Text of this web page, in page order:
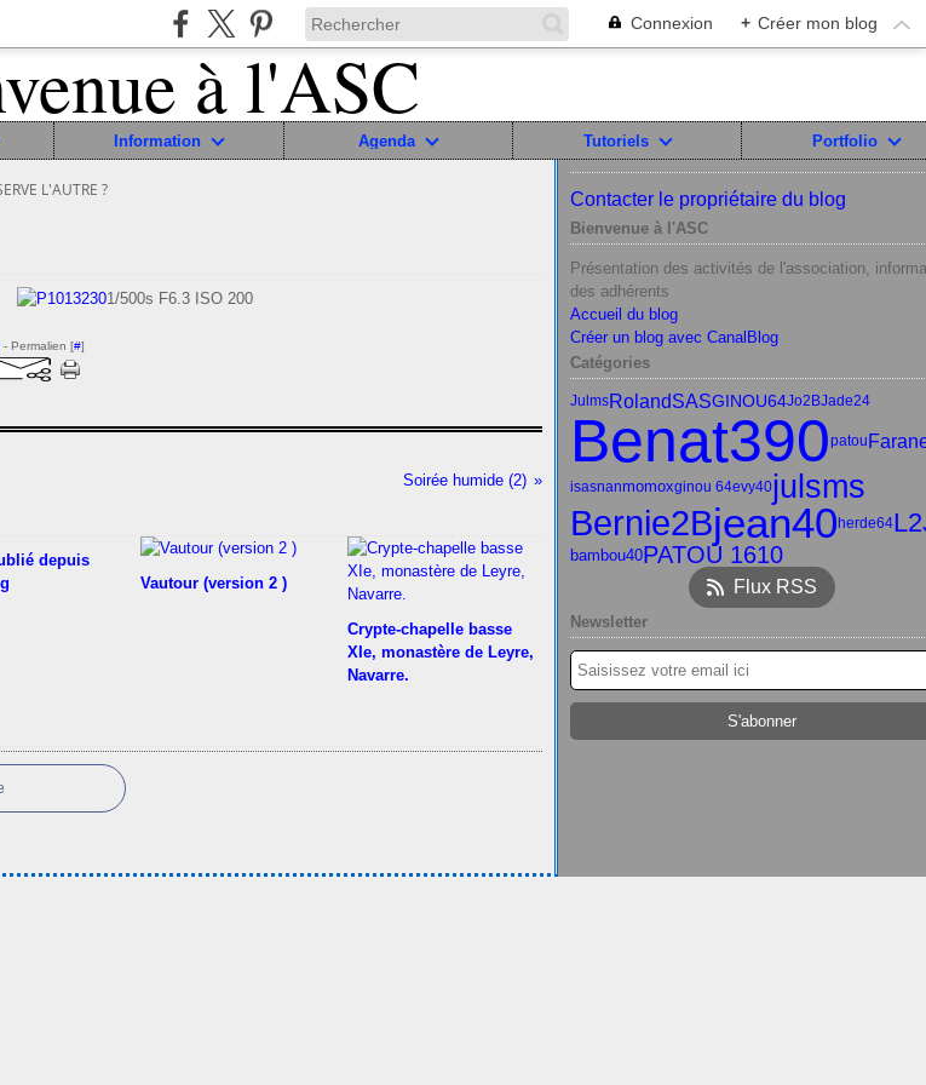
Connexion + Créer mon blog
Information Agenda Tutoriels Portfolio
L'AUTRE ?
1/500s F6.3 ISO 200
- Permalien [#]
Soirée humide (2)
depuis
Vautour (version 2 )
Crypte-chapelle basse
XIe, monastère de Leyre,
Navarre.
Contacter le propriétaire du blog
Bienvenue à l'ASC
Présentation des activités de l'association,
des adhérents
Accueil du blog
Créer un blog avec CanalBlog
Catégories
JulmsRolandSASGINOU64Jo2BJade24
Benat390patou
isasnanmomoxginou 64evy40julsms
Bernie2Bjean40 herde64
bambou40PATOU 1610
Flux RSS
Newsletter